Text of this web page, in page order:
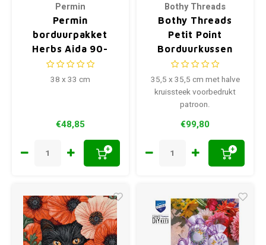
Permin
Permin
borduurpakket
Herbs Aida 90-
0305
38 x 33 cm
€48,85
+
Bothy Threads
Bothy Threads
Petit Point
Borduurkussen
April Threads
35,5 x 35,5 cm met halve
kruissteek voorbedrukt
patroon.
€99,80
+